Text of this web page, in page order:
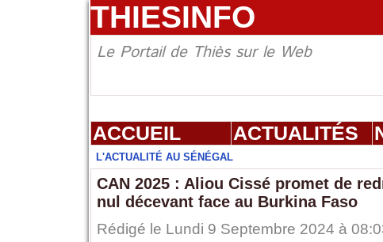
THIESINFO
Le Portail de Thiès sur le Web
ACCUEIL ACTUALITÉS
L'ACTUALITÉ AU SÉNÉGAL
CAN 2025 : Aliou Cissé promet de
nul décevant face au Burkina Faso
Rédigé le Lundi 9 Septembre 2024 à